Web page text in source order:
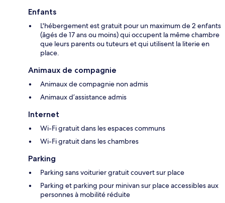
Enfants
L'hébergement est gratuit pour un maximum de 2 enfants
(âgés de 17 ans ou moins) qui occupent la même chambre
que leurs parents ou tuteurs et qui utilisent la literie en
place.
Animaux de compagnie
Animaux de compagnie non admis
Animaux d’assistance admis
Internet
Wi-Fi gratuit dans les espaces communs
Wi-Fi gratuit dans les chambres
Parking
Parking sans voiturier gratuit couvert sur place
Parking et parking pour minivan sur place accessibles aux
personnes à mobilité réduite